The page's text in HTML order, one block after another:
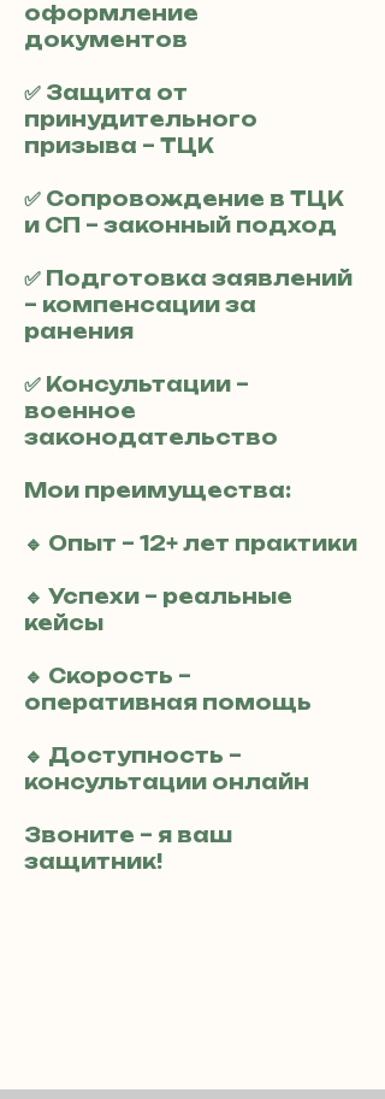
оформление
документов
✅ Защита от
принудительного
призыва – ТЦК
✅ Сопровождение в ТЦК
и СП – законный подход
✅ Подготовка заявлений
– компенсации за
ранения
✅ Консультации –
военное
законодательство
Мои преимущества:
🔹 Опыт – 12+ лет практики
🔹 Успехи – реальные
кейсы
🔹 Скорость –
оперативная помощь
🔹 Доступность –
консультации онлайн
Звоните – я ваш
защитник!